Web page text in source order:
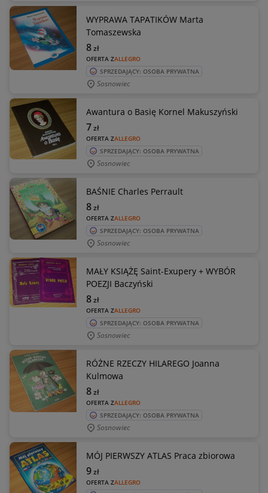
WYPRAWA TAPATIKÓW Marta
Tomaszewska
OFERTA ZALLEGRO
8zł
SPRZEDAJĄCY: OSOBA PRYWATNA
Sosnowiec
Awantura o Basię Kornel Makuszyński
OFERTA ZALLEGRO
7zł
SPRZEDAJĄCY: OSOBA PRYWATNA
Sosnowiec
BAŚNIE Charles Perrault
OFERTA ZALLEGRO
8zł
SPRZEDAJĄCY: OSOBA PRYWATNA
Sosnowiec
MAŁY KSIĄŻĘ Saint-Exupery + WYBÓR
POEZJI Baczyński
OFERTA ZALLEGRO
8zł
SPRZEDAJĄCY: OSOBA PRYWATNA
Sosnowiec
RÓŻNE RZECZY HILAREGO Joanna
Kulmowa
OFERTA ZALLEGRO
8zł
SPRZEDAJĄCY: OSOBA PRYWATNA
Sosnowiec
MÓJ PIERWSZY ATLAS Praca zbiorowa
OFERTA ZALLEGRO
9zł